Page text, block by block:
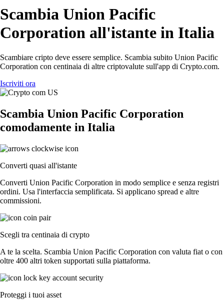
Scambia Union Pacific
Corporation all'istante in Italia
Scambiare cripto deve essere semplice. Scambia subito Union Pacific
Corporation con centinaia di altre criptovalute sull'app di Crypto.com.
Iscriviti ora
Scambia Union Pacific Corporation
comodamente in Italia
Converti quasi all'istante
Converti Union Pacific Corporation in modo semplice e senza registri
ordini. Usa l'interfaccia semplificata. Si applicano spread e altre
commissioni.
Scegli tra centinaia di crypto
A te la scelta. Scambia Union Pacific Corporation con valuta fiat o con
oltre 400 altri token supportati sulla piattaforma.
Proteggi i tuoi asset